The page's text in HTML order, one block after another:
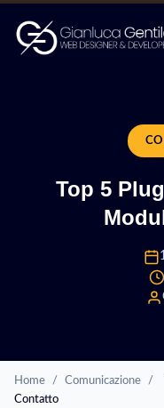
Top 5
Home / Comunicazione /
Contatto